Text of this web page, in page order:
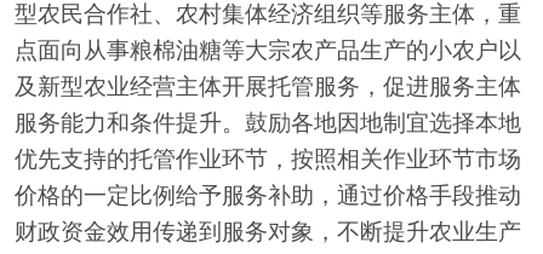
型农民合作社、农村集体经济组织等服务主体，重
点面向从事粮棉油糖等大宗农产品生产的小农户以
及新型农业经营主体开展托管服务，促进服务主体
服务能力和条件提升。鼓励各地因地制宜选择本地
优先支持的托管作业环节，按照相关作业环节市场
价格的一定比例给予服务补助，通过价格手段推动
财政资金效用传递到服务对象，不断提升农业生产